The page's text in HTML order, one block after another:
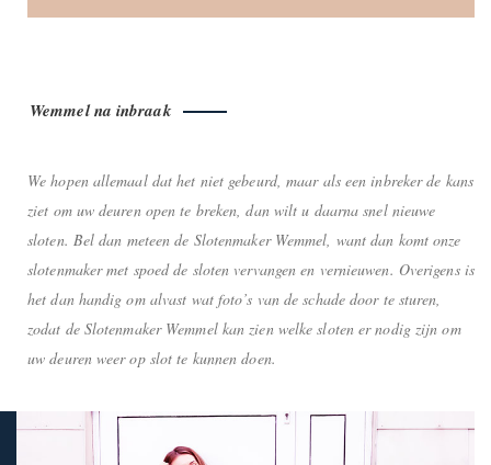
Wemmel na inbraak
We hopen allemaal dat het niet gebeurd, maar als een inbreker de kans
ziet om uw deuren open te breken, dan wilt u daarna snel nieuwe
sloten. Bel dan meteen de Slotenmaker Wemmel, want dan komt onze
slotenmaker met spoed de sloten vervangen en vernieuwen. Overigens is
het dan handig om alvast wat foto’s van de schade door te sturen,
zodat de Slotenmaker Wemmel kan zien welke sloten er nodig zijn om
uw deuren weer op slot te kunnen doen.